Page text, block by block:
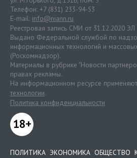
Телефон: +7 (831) 233-94-53
E-mail: info@niann.ru
Реестровая запись СМИ от 31.12.2020
Выдано Федеральной службой по
информационных технологий и
(Роскомнадзор).
Материалы в рубрике "Новости
правах рекламы.
На информационном ресурсе
технологии.
Политика конфиденциальности
18+
ПОЛИТИКА ЭКОНОМИКА ОБЩЕСТВО